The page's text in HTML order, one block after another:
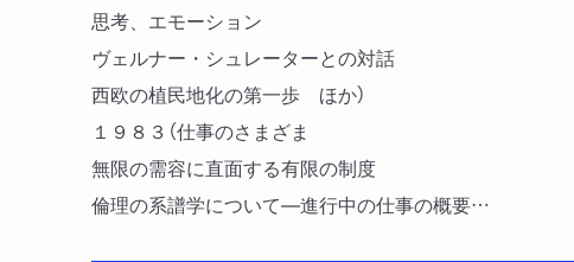
思考、エモーション
ヴェルナー・シュレーターとの対話
西欧の植民地化の第一歩 ほか）
１９８３（仕事のさまざま
無限の需容に直面する有限の制度
倫理の系譜学について―進行中の仕事の概要